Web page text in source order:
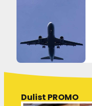
Dulist PROMO